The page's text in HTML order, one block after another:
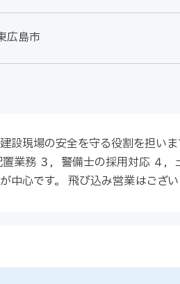
広島市
設現場の安全を守る役割を担い
業務 ３，警備士の採用対応 ４
中心です。 飛び込み営業はござ